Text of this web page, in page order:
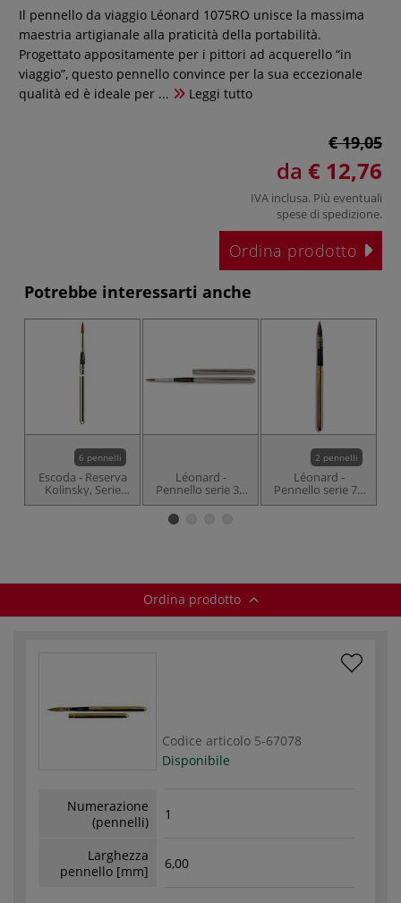
Il pennello da viaggio Léonard 1075RO unisce la massima
maestria artigianale alla praticità della portabilità.
Progettato appositamente per i pittori ad acquerello “in
viaggio”, questo pennello convince per la sua eccezionale
qualità ed è ideale per ...
Leggi tutto
€ 19,05
da € 12,76
IVA inclusa. Più eventuali
spese di spedizione.
Ordina prodotto
Potrebbe interessarti anche
6 pennelli
Escoda - Reserva
Kolinsky, Serie
1214, Pennello
Léonard -
Pennello serie 35
RO
2 pennelli
Léonard -
Pennello serie 75
RO pennello da
Ordina prodotto
Codice articolo 5-67078
Disponibile
Numerazione
(pennelli)
1
Larghezza
pennello [mm]
6,00